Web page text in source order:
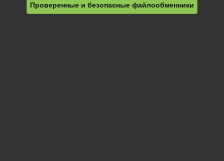
Проверенные и безопасные файлообменники